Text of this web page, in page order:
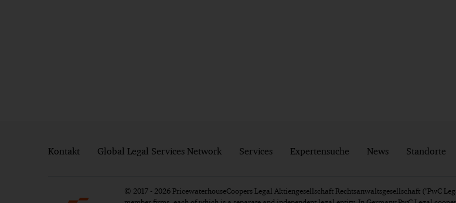
Kontakt Global Legal Services Network Services Expertensuche News Standorte
© 2017 - 2026 PricewaterhouseCoopers Legal Aktiengesellschaft Rechtsanwaltsgesellschaft ("PwC